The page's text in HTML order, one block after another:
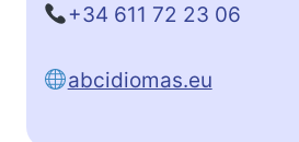
+34 611 72 23 06
abcidiomas.eu